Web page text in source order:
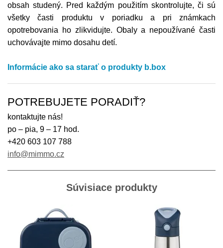
obsah studený. Pred každým použitím skontrolujte, či sú
všetky časti produktu v poriadku a pri známkach
opotrebovania ho zlikvidujte. Obaly a nepoužívané časti
uchovávajte mimo dosahu detí.
Informácie ako sa starať o produkty b.box
POTREBUJETE PORADIŤ?
kontaktujte nás!
po – pia, 9 – 17 hod.
+420 603 107 788
info@mimmo.cz
Súvisiace produkty